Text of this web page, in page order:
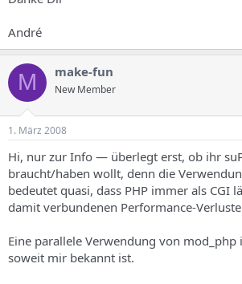
André
M make-fun
New Member
1. März 2008
Hi, nur zur Info — überlegt erst, ob ihr
braucht/haben wollt, denn die
bedeutet quasi, dass PHP immer als CGI
damit verbundenen Performance-
Eine parallele Verwendung von
soweit mir bekannt ist.